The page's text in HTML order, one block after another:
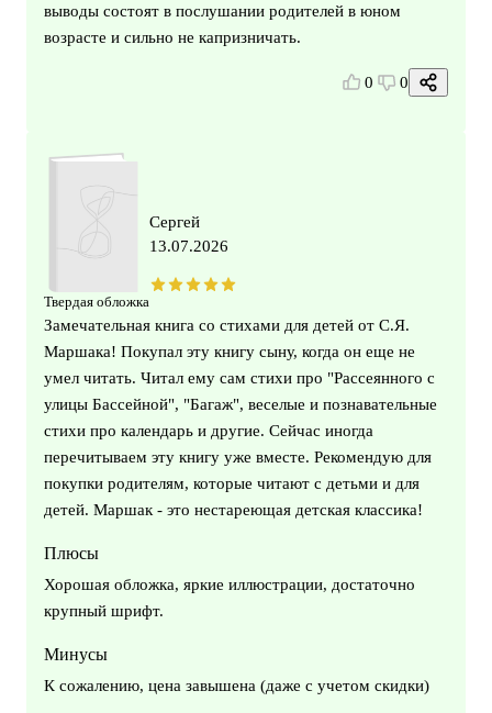
выводы состоят в послушании родителей в юном
возрасте и сильно не капризничать.
0 0
Твердая обложка
Сергей
13.07.2026
Замечательная книга со стихами для детей от С.Я.
Маршака! Покупал эту книгу сыну, когда он еще не
умел читать. Читал ему сам стихи про "Рассеянного с
улицы Бассейной", "Багаж", веселые и познавательные
стихи про календарь и другие. Сейчас иногда
перечитываем эту книгу уже вместе. Рекомендую для
покупки родителям, которые читают с детьми и для
детей. Маршак - это нестареющая детская классика!
Плюсы
Хорошая обложка, яркие иллюстрации, достаточно
крупный шрифт.
Минусы
К сожалению, цена завышена (даже с учетом скидки)